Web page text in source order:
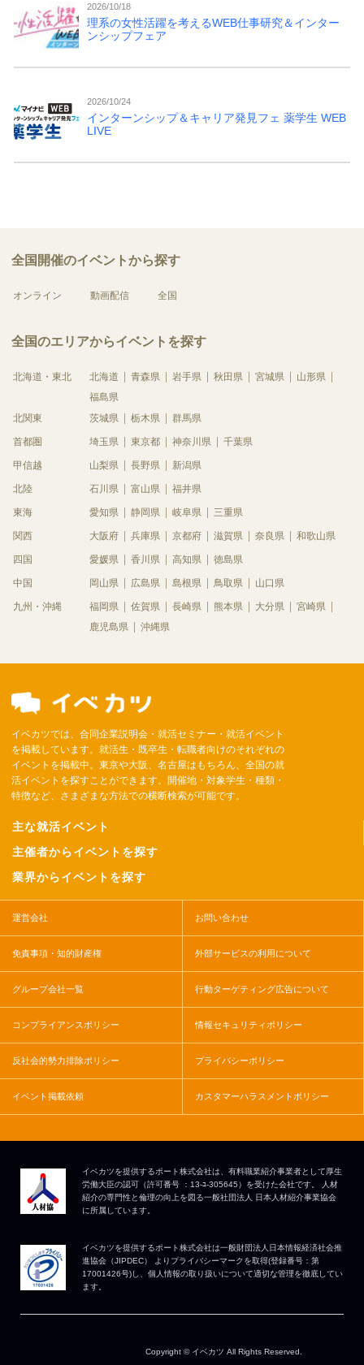
2026/10/18
理系の女性活躍を考えるWEB仕事研究＆インター
ンシップフェア
2026/10/24
インターンシップ＆キャリア発見フェ 薬学生 WEB
LIVE
全国開催のイベントから探す
オンライン 動画配信 全国
全国のエリアからイベントを探す
北海道・東北 北海道 青森県 岩手県 秋田県 宮城県
山形県
福島県
北関東
茨城県 栃木県 群馬県
首都圏 埼玉県 東京都 神奈川県 千葉県
甲信越 山梨県 長野県 新潟県
北陸 石川県 富山県 福井県
東海 愛知県 静岡県 岐阜県 三重県
関西 大阪府 兵庫県 京都府 滋賀県 奈良県 和歌山県
四国 愛媛県 香川県 高知県 徳島県
中国 岡山県 広島県 島根県 鳥取県 山口県
九州・沖縄 福岡県 佐賀県 長崎県 熊本県 大分県
宮崎県
鹿児島県
沖縄県
イベカツでは、合同企業説明会・就活セミナー・就活イベント
を掲載しています。就活生・既卒生・転職者向けのそれぞれの
イベントを掲載中。東京や大阪、名古屋はもちろん、全国の就
活イベントを探すことができます。開催地・対象学生・種類・
特徴など、さまざまな方法での横断検索が可能です。
主な就活イベント
主催者からイベントを探す
業界からイベントを探す
運営会社 お問い合わせ
免責事項・知的財産権 外部サービスの利用について
グループ会社一覧 行動ターゲティング広告について
コンプライアンスポリシー 情報セキュリティポリシー
反社会的勢力排除ポリシー プライバシーポリシー
イベント掲載依頼 カスタマーハラスメントポリシー